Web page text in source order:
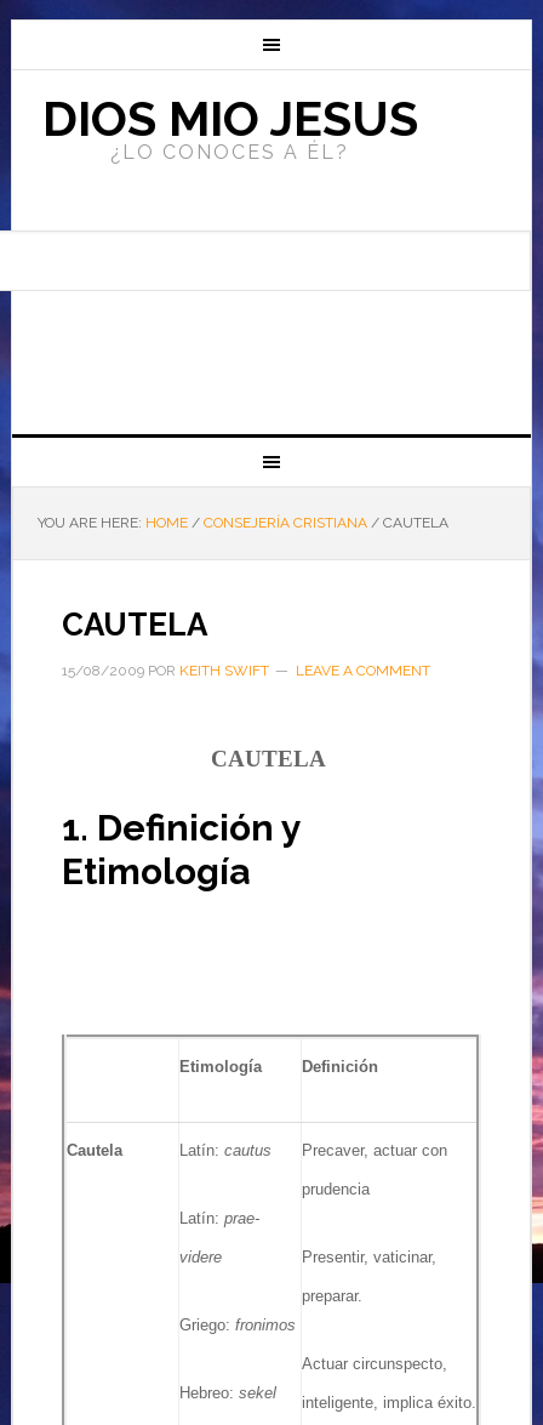
DIOS MIO JESUS
¿LO CONOCES A ÉL?
YOU ARE HERE: HOME / CONSEJERÍA CRISTIANA /CAUTELA
CAUTELA
15/08/2009POR KEITH SWIFT LEAVE A COMMENT
CAUTELA
1. Definición y
Etimología
Etimología Definición
Cautela Latín: cautus
Latín: prae-
videre
Griego: fronimos
Hebreo: sekel
Precaver, actuar con
prudencia
Presentir, vaticinar,
preparar.
Actuar circunspecto,
inteligente, implica éxito.